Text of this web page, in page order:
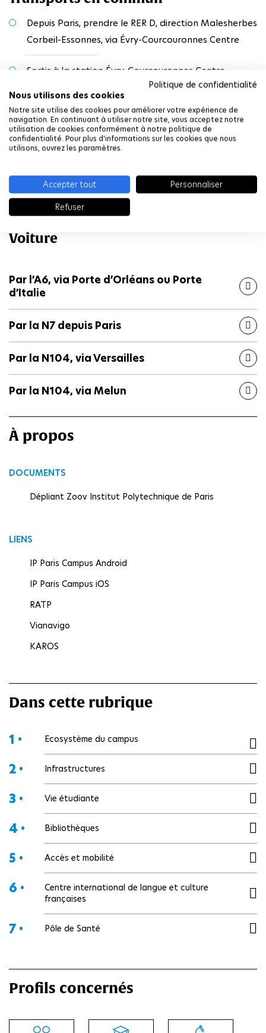
Politique de confidentialité
Nous utilisons des cookies
Notre site utilise des cookies pour améliorer votre expérience de
navigation. En continuant à utiliser notre site, vous acceptez notre
utilisation de cookies conformément à notre politique de
confidentialité. Pour plus d'informations sur les cookies que nous
utilisons, ouvrez les paramètres.
Accepter tout
Personnaliser
Refuser
Depuis Paris, prendre le RER D, direction Malesherbes
Corbeil-Essonnes, via Évry-Courcouronnes Centre
Sortir à la station Évry-Courcouronnes Centre
Emprunter le cours Blaise Pascal jusqu’au boulevard
des Coquibus
Prendre à gauche sur boulevard des Coquibus,
destination
Voiture
Par l’A6, via Porte d’Orléans ou Porte
d’Italie
Par la N7 depuis Paris
Par la N104, via Versailles
Par la N104, via Melun
À propos
DOCUMENTS
Dépliant Zoov Institut Polytechnique de Paris
LIENS
IP Paris Campus Android
IP Paris Campus iOS
RATP
Vianavigo
KAROS
Dans cette rubrique
1 • Ecosystème du campus
2 • Infrastructures
3 • Vie étudiante
4 • Bibliothèques
5 • Accès et mobilité
6 •
Centre international de langue et culture
françaises
7 • Pôle de Santé
Profils concernés